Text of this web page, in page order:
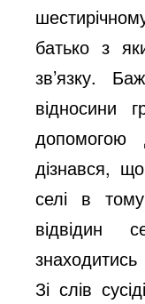
батько з
зв’язку.
відносини
дізнався,
селі в
відвідин
Зі слів